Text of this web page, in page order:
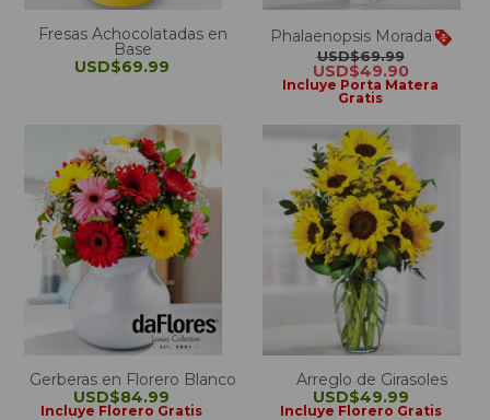
Fresas Achocolatadas en
Base
USD$69.99
Phalaenopsis Morada
USD$69.99
USD$49.90
Incluye Porta Matera
Gratis
Gerberas en Florero Blanco
USD$84.99
Incluye Florero Gratis
Arreglo de Girasoles
USD$49.99
Incluye Florero Gratis